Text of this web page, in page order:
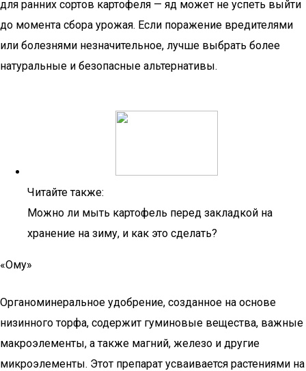
для ранних сортов картофеля — яд может не успеть выйти
до момента сбора урожая. Если поражение вредителями
или болезнями незначительное, лучше выбрать более
натуральные и безопасные альтернативы.
Читайте также:
Можно ли мыть картофель перед закладкой на
хранение на зиму, и как это сделать?
«Ому»
Органоминеральное удобрение, созданное на основе
низинного торфа, содержит гуминовые вещества, важные
макроэлементы, а также магний, железо и другие
микроэлементы. Этот препарат усваивается растениями на